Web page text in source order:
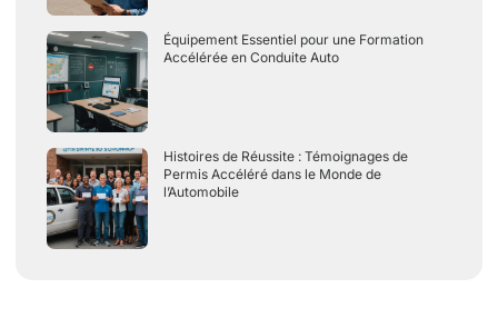
Équipement Essentiel pour une Formation
Accélérée en Conduite Auto
Histoires de Réussite : Témoignages de
Permis Accéléré dans le Monde de
l’Automobile